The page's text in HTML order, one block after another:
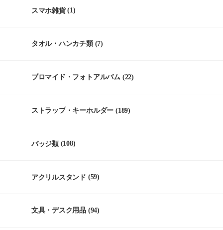
スマホ雑貨(1)
タオル・ハンカチ類(7)
ブロマイド・フォトアルバム (22)
ストラップ・キーホルダー (189)
バッジ類(108)
アクリルスタンド (59)
文具・デスク用品 (94)